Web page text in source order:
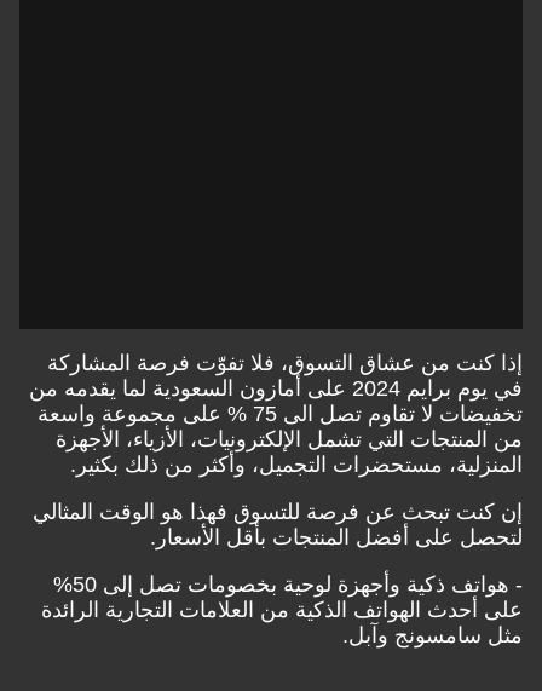
إذا كنت من عشاق التسوق، فلا تفوّت فرصة المشاركة
في يوم برايم 2024
على أمازون السعودية لما يقدمه من
تخفيضات لا تقاوم تصل الى 75 % على مجموعة واسعة
من المنتجات التي تشمل الإلكترونيات، الأزياء، الأجهزة
المنزلية، مستحضرات التجميل، وأكثر من ذلك بكثير.
إن كنت تبحث عن فرصة للتسوق فهذا هو الوقت المثالي
لتحصل على أفضل المنتجات بأقل الأسعار.
- هواتف ذكية وأجهزة لوحية بخصومات تصل إلى 50%
على أحدث الهواتف الذكية من العلامات التجارية الرائدة
مثل سامسونج وآبل.